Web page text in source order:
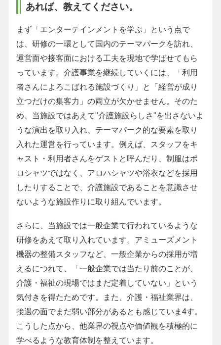
あれば、教えてください。
まず「エンターテインメントを学ぶ」という点で
は、研修の一環として国内のテーマパークを訪れ、
運営面や接客面における工夫を現地で学ばせてもら
っています。介護事業を継続していくには、「利用
者さんによろこばれる施設づくり」と「経営が成り
立つだけの集客力」の両立が欠かせません。そのた
め、当施設ではあえて"介護施設らしさ"を出さないよ
うな演出を取り入れ、テーマパーク的な要素を取り
入れた運営を行っています。例えば、スタッフをキ
ャスト・利用者さんをゲストと呼んだり、制服はポ
ロシャツではなく、アロハシャツや浴衣などを採用
したりすることで、介護施設であることを意識させ
ないような施設作りに取り組んでいます。
さらに、当施設では一般企業で行われているような
研修をあえて取り入れています。アミューズメント
機器の整備スタッフなど、一般企業からの採用が増
えるにつれて、「一般企業では当たり前のことが、
介護・福祉の現場ではまだ定着していない」という
気付きを得たためです。また、介護・福祉業界は、
接遇の面でまだ弱い部分があるとも感じていま4す。
こうした点から、他業界の視点や価値観を積極的に
学べるような教育体制を整えています。